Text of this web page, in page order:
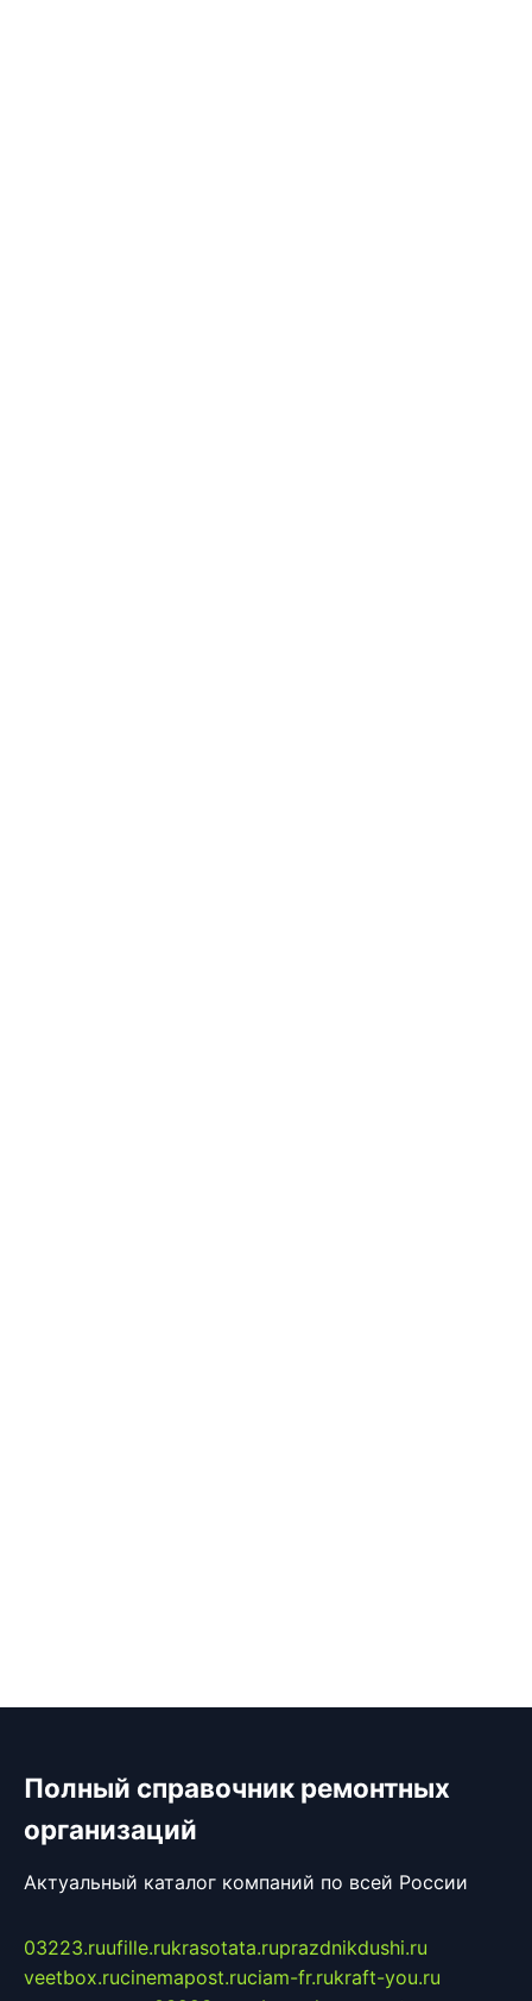
Полный справочник ремонтных
организаций
Актуальный каталог компаний по всей России
03223.ruufille.rukrasotata.ruprazdnikdushi.ru
veetbox.rucinemapost.ruciam-fr.rukraft-you.ru